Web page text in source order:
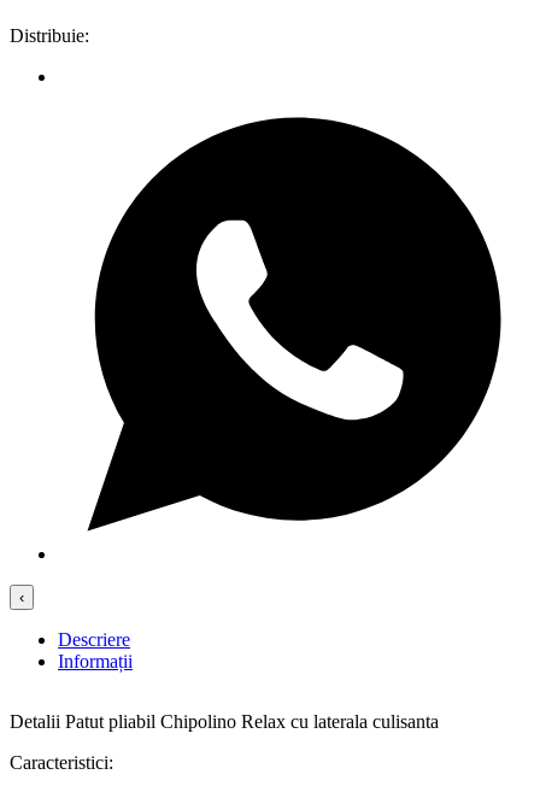
Distribuie:
‹
Descriere
Informații
Detalii Patut pliabil Chipolino Relax cu laterala culisanta
Caracteristici: